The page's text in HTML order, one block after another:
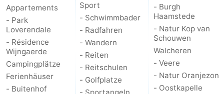
Appartements
- Park
Loverendale
- Résidence
Wijngaerde
Campingplätze
Ferienhäuser
- Buitenhof
Sport
- Schwimmbader
- Radfahren
- Wandern
- Reiten
- Reitschulen
- Golfplatze
- Burgh
Haamstede
- Natur Kop van
Schouwen
Walcheren
- Veere
- Natur Oranjezon
- Oostkapelle